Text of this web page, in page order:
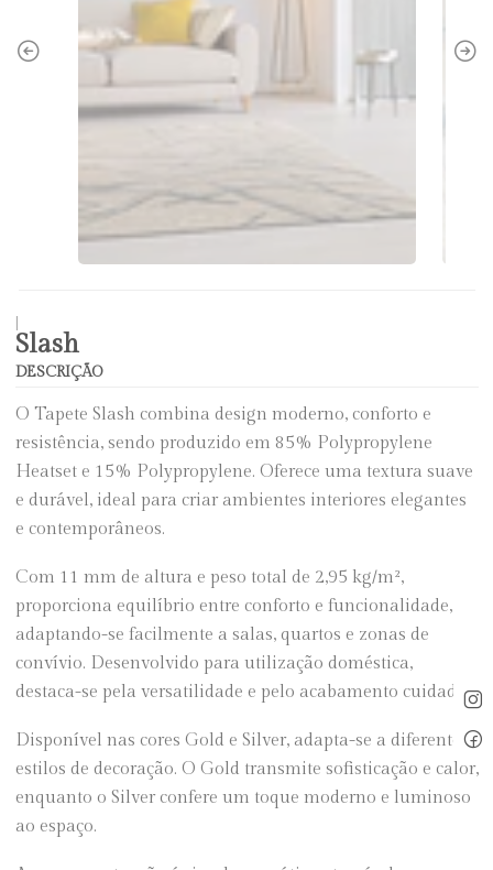
Slash
DESCRIÇÃO
O Tapete Slash combina design moderno, conforto e
resistência, sendo produzido em 85% Polypropylene
Heatset e 15% Polypropylene. Oferece uma textura suave
e durável, ideal para criar ambientes interiores elegantes
e contemporâneos.
Com 11 mm de altura e peso total de 2,95 kg/m²,
proporciona equilíbrio entre conforto e funcionalidade,
adaptando-se facilmente a salas, quartos e zonas de
convívio. Desenvolvido para utilização doméstica,
destaca-se pela versatilidade e pelo acabamento cuidado.
Disponível nas cores Gold e Silver, adapta-se a diferentes
estilos de decoração. O Gold transmite sofisticação e calor,
enquanto o Silver confere um toque moderno e luminoso
ao espaço.